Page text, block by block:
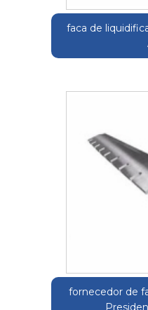
faca de
fornecedor de